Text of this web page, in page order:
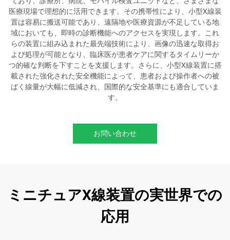
医療現場で理想的に活用できます。その携帯性により、小型X線装
置は容易に搬送可能であり、遠隔地や医療資源が不足している地
域においても、即時の診断機能へのアクセスを実現します。これ
らの装置に組み込まれた最先端技術により、画像の迅速な取得お
よび処理が可能となり、臨床医が患者ケアに関するタイムリーか
つ的確な判断を下すことを支援します。さらに、小型X線装置に搭
載された強化された安全機能によって、患者および操作者への被
ばく線量が大幅に低減され、国際的な安全基準にも適合していま
す。
お問い合わせ
ミニチュアX線装置の実世界での
応用